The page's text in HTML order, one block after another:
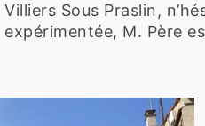
Villiers Sous Praslin,
expérimentée, M. Père